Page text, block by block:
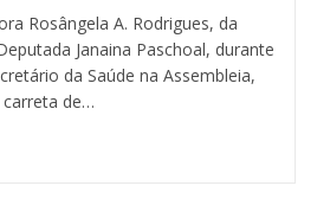
Rosângela A. Rodrigues, da
Janaina Paschoal, durante
da Saúde na Assembleia,
de…